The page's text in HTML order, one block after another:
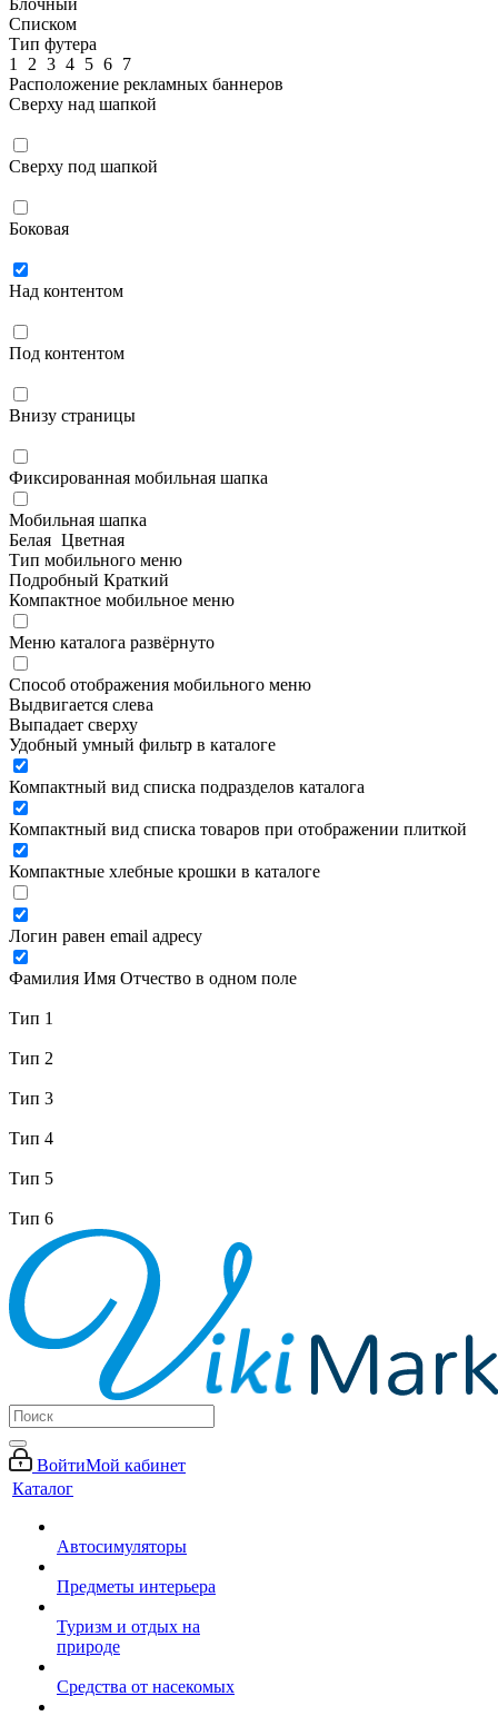
Блочный
Списком
Тип футера
1
2 3 4 5 6 7
Расположение рекламных баннеров
Сверху над шапкой
Сверху под шапкой
Боковая
Над контентом
Под контентом
Внизу страницы
Фиксированная мобильная шапка
Мобильная шапка
Белая Цветная
Тип мобильного меню
Подробный Краткий
Компактное мобильное меню
Меню каталога развёрнуто
Способ отображения мобильного меню
Выдвигается слева
Выпадает сверху
Удобный умный фильтр в каталоге
Компактный вид списка подразделов каталога
Компактный вид списка товаров при отображении плиткой
Компактные хлебные крошки в каталоге
Логин равен email адресу
Фамилия Имя Отчество в одном поле
Тип 1
Тип 2
Тип 3
Тип 4
Тип 5
Тип 6
ВойтиМой кабинет
Каталог
Автосимуляторы
Предметы интерьера
Туризм и отдых на
природе
Средства от насекомых